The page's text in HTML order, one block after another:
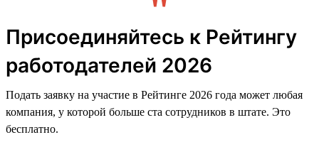
Присоединяйтесь к Рейтингу
работодателей 2026
Подать заявку на участие в Рейтинге 2026 года может любая
компания, у которой больше ста сотрудников в штате. Это
бесплатно.